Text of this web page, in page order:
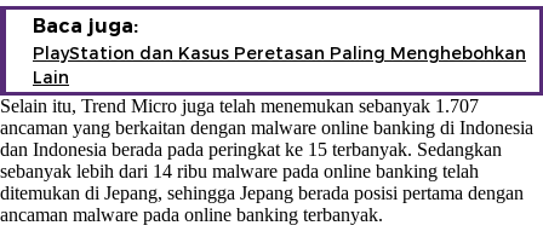
Baca juga:
PlayStation dan Kasus Peretasan Paling Menghebohkan
Lain
Selain itu, Trend Micro juga telah menemukan sebanyak 1.707
ancaman yang berkaitan dengan malware online banking di Indonesia
dan Indonesia berada pada peringkat ke 15 terbanyak. Sedangkan
sebanyak lebih dari 14 ribu malware pada online banking telah
ditemukan di Jepang, sehingga Jepang berada posisi pertama dengan
ancaman malware pada online banking terbanyak.